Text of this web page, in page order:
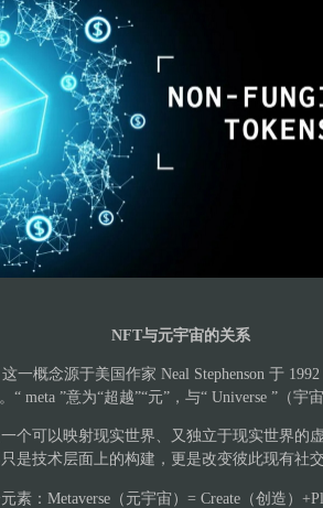
NFT与元宇宙的关系
一概念源于美国作家 Neal Stephenson 于
“ meta ”意为“超越”“元”，与“ Universe ”（宇
个可以映射现实世界、又独立于现实世界的
是技术层面上的构建，更是改变彼此现有社
素：Metaverse（元宇宙）= Create（创造）